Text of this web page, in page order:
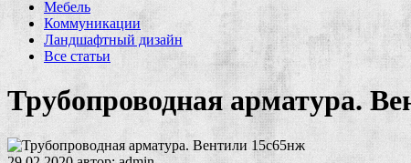
Мебель
Коммуникации
Ландшафтный дизайн
Все статьи
Трубопроводная арматура.